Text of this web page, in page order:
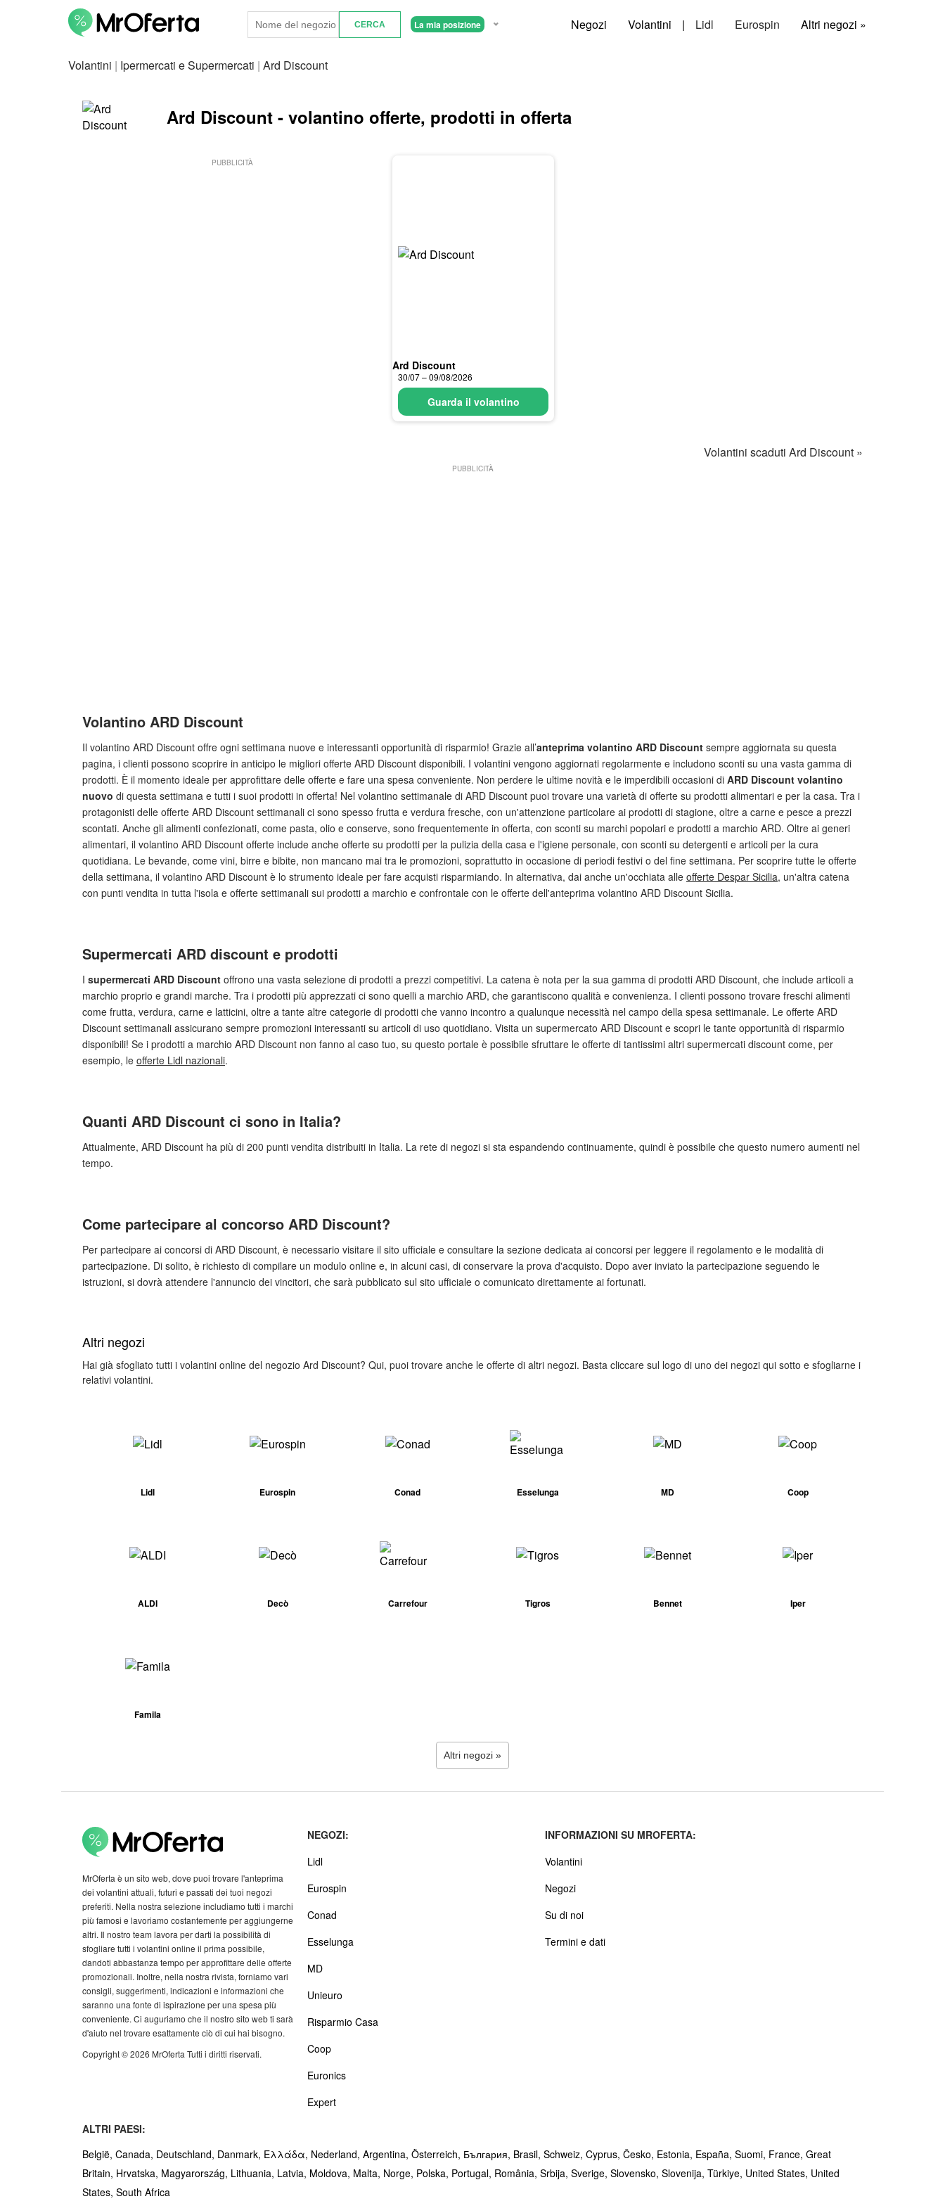
La mia posizione Negozi Volantini | Lidl Eurospin Altri negozi »
Volantini | Ipermercati e Supermercati | Ard Discount
Ard Discount - volantino offerte, prodotti in offerta
PUBBLICITÀ
Ard Discount
30/07 – 09/08/2026
Guarda il volantino
Volantini scaduti Ard Discount »
PUBBLICITÀ
Volantino ARD Discount
Il volantino ARD Discount offre ogni settimana nuove e interessanti opportunità di risparmio! Grazie all’anteprima volantino ARD Discount sempre aggiornata su questa
pagina, i clienti possono scoprire in anticipo le migliori offerte ARD Discount disponibili. I volantini vengono aggiornati regolarmente e includono sconti su una vasta gamma di
prodotti. È il momento ideale per approfittare delle offerte e fare una spesa conveniente. Non perdere le ultime novità e le imperdibili occasioni di ARD Discount volantino
nuovo di questa settimana e tutti i suoi prodotti in offerta! Nel volantino settimanale di ARD Discount puoi trovare una varietà di offerte su prodotti alimentari e per la casa. Tra i
protagonisti delle offerte ARD Discount settimanali ci sono spesso frutta e verdura fresche, con un'attenzione particolare ai prodotti di stagione, oltre a carne e pesce a prezzi
scontati. Anche gli alimenti confezionati, come pasta, olio e conserve, sono frequentemente in offerta, con sconti su marchi popolari e prodotti a marchio ARD. Oltre ai generi
alimentari, il volantino ARD Discount offerte include anche offerte su prodotti per la pulizia della casa e l'igiene personale, con sconti su detergenti e articoli per la cura
quotidiana. Le bevande, come vini, birre e bibite, non mancano mai tra le promozioni, soprattutto in occasione di periodi festivi o del fine settimana. Per scoprire tutte le offerte
della settimana, il volantino ARD Discount è lo strumento ideale per fare acquisti risparmiando. In alternativa, dai anche un'occhiata alle offerte Despar Sicilia, un'altra catena
con punti vendita in tutta l'isola e offerte settimanali sui prodotti a marchio e confrontale con le offerte dell'anteprima volantino ARD Discount Sicilia.
Supermercati ARD discount e prodotti
I supermercati ARD Discount offrono una vasta selezione di prodotti a prezzi competitivi. La catena è nota per la sua gamma di prodotti ARD Discount, che include articoli a
marchio proprio e grandi marche. Tra i prodotti più apprezzati ci sono quelli a marchio ARD, che garantiscono qualità e convenienza. I clienti possono trovare freschi alimenti
come frutta, verdura, carne e latticini, oltre a tante altre categorie di prodotti che vanno incontro a qualunque necessità nel campo della spesa settimanale. Le offerte ARD
Discount settimanali assicurano sempre promozioni interessanti su articoli di uso quotidiano. Visita un supermercato ARD Discount e scopri le tante opportunità di risparmio
disponibili! Se i prodotti a marchio ARD Discount non fanno al caso tuo, su questo portale è possibile sfruttare le offerte di tantissimi altri supermercati discount come, per
esempio, le offerte Lidl nazionali.
Quanti ARD Discount ci sono in Italia?
Attualmente, ARD Discount ha più di 200 punti vendita distribuiti in Italia. La rete di negozi si sta espandendo continuamente, quindi è possibile che questo numero aumenti nel
tempo.
Come partecipare al concorso ARD Discount?
Per partecipare ai concorsi di ARD Discount, è necessario visitare il sito ufficiale e consultare la sezione dedicata ai concorsi per leggere il regolamento e le modalità di
partecipazione. Di solito, è richiesto di compilare un modulo online e, in alcuni casi, di conservare la prova d'acquisto. Dopo aver inviato la partecipazione seguendo le
istruzioni, si dovrà attendere l'annuncio dei vincitori, che sarà pubblicato sul sito ufficiale o comunicato direttamente ai fortunati.
Altri negozi
Hai già sfogliato tutti i volantini online del negozio Ard Discount? Qui, puoi trovare anche le offerte di altri negozi. Basta cliccare sul logo di uno dei negozi qui sotto e sfogliarne i
relativi volantini.
Lidl Eurospin Conad Esselunga MD Coop
ALDI Decò Carrefour Tigros Bennet Iper
Famila
Altri negozi »
MrOferta è un sito web, dove puoi trovare l'anteprima
dei volantini attuali, futuri e passati dei tuoi negozi
preferiti. Nella nostra selezione includiamo tutti i marchi
più famosi e lavoriamo costantemente per aggiungerne
altri. Il nostro team lavora per darti la possibilità di
sfogliare tutti i volantini online il prima possibile,
dandoti abbastanza tempo per approfittare delle offerte
promozionali. Inoltre, nella nostra rivista, forniamo vari
consigli, suggerimenti, indicazioni e informazioni che
saranno una fonte di ispirazione per una spesa più
conveniente. Ci auguriamo che il nostro sito web ti sarà
d'aiuto nel trovare esattamente ciò di cui hai bisogno.
Copyright © 2026 MrOferta Tutti i diritti riservati.
NEGOZI:
Lidl
Eurospin
Conad
Esselunga
MD
Unieuro
Risparmio Casa
Coop
Euronics
Expert
INFORMAZIONI SU MROFERTA:
Volantini
Negozi
Su di noi
Termini e dati
ALTRI PAESI:
België, Canada, Deutschland, Danmark, Ελλάδα, Nederland, Argentina, Österreich, България, Brasil, Schweiz, Cyprus, Česko, Estonia, España, Suomi, France, Great
Britain, Hrvatska, Magyarország, Lithuania, Latvia, Moldova, Malta, Norge, Polska, Portugal, România, Srbija, Sverige, Slovensko, Slovenija, Türkiye, United States, United
States, South Africa